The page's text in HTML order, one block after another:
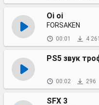
Oi oi
FORSAKEN
00:01 4 261
PS5 звук
00:02 296
SFX 3